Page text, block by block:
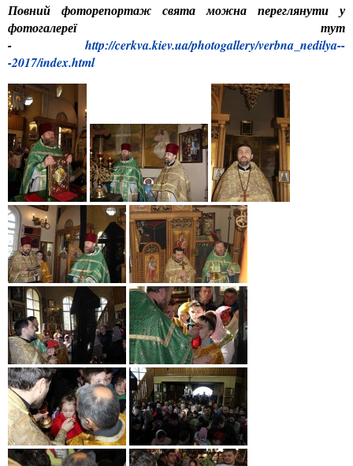
Повний фоторепортаж свята можна переглянути у
фотогалереї тут
- http://cerkva.kiev.ua/photogallery/verbna_nedilya--
-2017/index.html